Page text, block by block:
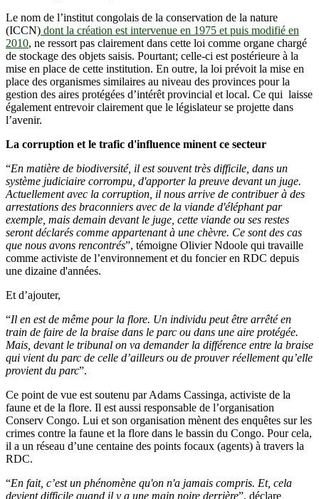
Le nom de l’institut congolais de la conservation de la nature
(ICCN) dont la création est intervenue en 1975 et puis modifié en
2010, ne ressort pas clairement dans cette loi comme organe chargé
de stockage des objets saisis. Pourtant; celle-ci est postérieure à la
mise en place de cette institution. En outre, la loi prévoit la mise en
place des organismes similaires au niveau des provinces pour la
gestion des aires protégées d’intérêt provincial et local. Ce qui laisse
également entrevoir clairement que le législateur se projette dans
l’avenir.
La corruption et le trafic d'influence minent ce secteur
“En matière de biodiversité, il est souvent très difficile, dans un
système judiciaire corrompu, d'apporter la preuve devant un juge.
Actuellement avec la corruption, il nous arrive de contribuer à des
arrestations des braconniers avec de la viande d'éléphant par
exemple, mais demain devant le juge, cette viande ou ses restes
seront déclarés comme appartenant à une chèvre. Ce sont des cas
que nous avons rencontrés”, témoigne Olivier Ndoole qui travaille
comme activiste de l’environnement et du foncier en RDC depuis
une dizaine d'années.
Et d’ajouter,
“Il en est de même pour la flore. Un individu peut être arrêté en
train de faire de la braise dans le parc ou dans une aire protégée.
Mais, devant le tribunal on va demander la différence entre la braise
qui vient du parc de celle d’ailleurs ou de prouver réellement qu’elle
provient du parc”.
Ce point de vue est soutenu par Adams Cassinga, activiste de la
faune et de la flore. Il est aussi responsable de l’organisation
Conserv Congo. Lui et son organisation mènent des enquêtes sur les
crimes contre la faune et la flore dans le bassin du Congo. Pour cela,
il a un réseau d’une centaine des points focaux (agents) à travers la
RDC.
“En fait, c’est un phénomène qu'on n'a jamais compris. Et, cela
devient difficile quand il y a une main noire derrière”, déclare